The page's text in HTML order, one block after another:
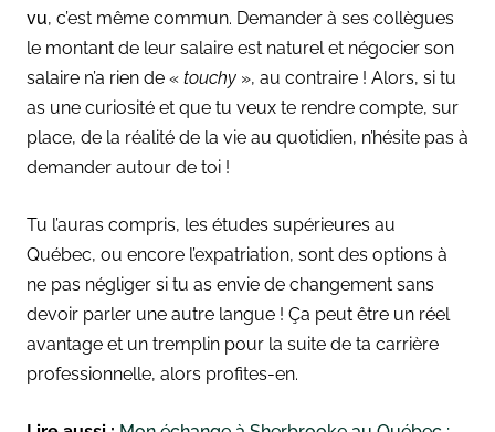
vu, c’est même commun. Demander à ses collègues
le montant de leur salaire est naturel et négocier son
salaire n’a rien de « touchy », au contraire ! Alors, si tu
as une curiosité et que tu veux te rendre compte, sur
place, de la réalité de la vie au quotidien, n’hésite pas à
demander autour de toi !
Tu l’auras compris, les études supérieures au
Québec, ou encore l’expatriation, sont des options à
ne pas négliger si tu as envie de changement sans
devoir parler une autre langue ! Ça peut être un réel
avantage et un tremplin pour la suite de ta carrière
professionnelle, alors profites-en.